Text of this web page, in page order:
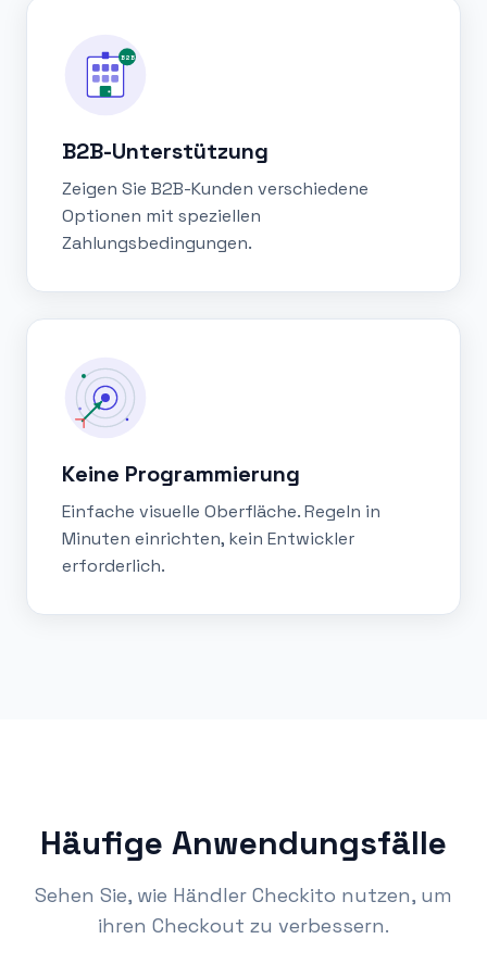
B2B
B2B-Unterstützung
Zeigen Sie B2B-Kunden verschiedene
Optionen mit speziellen
Zahlungsbedingungen.
Keine Programmierung
Einfache visuelle Oberfläche. Regeln in
Minuten einrichten, kein Entwickler
erforderlich.
Häufige Anwendungsfälle
Sehen Sie, wie Händler Checkito nutzen, um
ihren Checkout zu verbessern.